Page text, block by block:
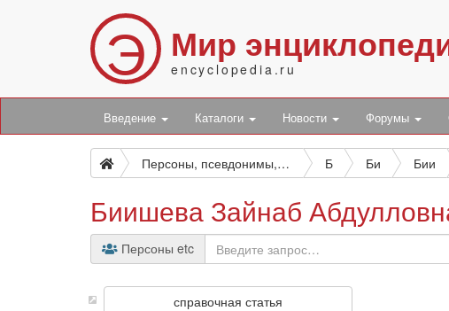
Э Мир
encyclopedia.ru
Введение Каталоги Новости Форумы
Персоны, псевдонимы, персонажи и боты Б Би Бии
Биишева Зайнаб
Персоны etc
справочная статья